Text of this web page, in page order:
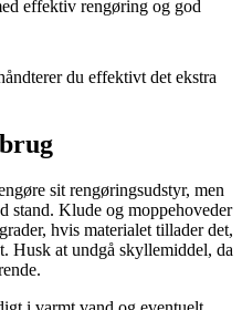
effektiv rengøring og god
du effektivt det ekstra
sit rengøringsudstyr, men
stand. Klude og moppehoveder
hvis materialet tillader det,
Husk at undgå skyllemiddel, da